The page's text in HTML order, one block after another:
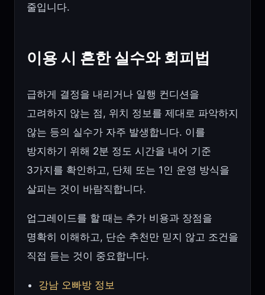
줄입니다.
이용 시 흔한 실수와 회피법
급하게 결정을 내리거나 일행 컨디션을
고려하지 않는 점, 위치 정보를 제대로 파악하지
않는 등의 실수가 자주 발생합니다. 이를
방지하기 위해 2분 정도 시간을 내어 기준
3가지를 확인하고, 단체 또는 1인 운영 방식을
살피는 것이 바람직합니다.
업그레이드를 할 때는 추가 비용과 장점을
명확히 이해하고, 단순 추천만 믿지 않고 조건을
직접 듣는 것이 중요합니다.
강남 오빠방 정보